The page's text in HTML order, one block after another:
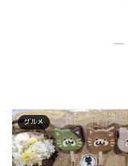
―
グルメ